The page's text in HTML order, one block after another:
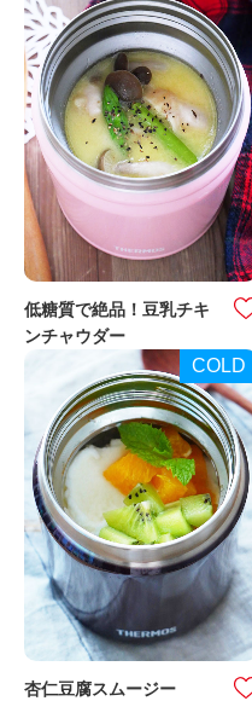
低糖質で絶品！豆乳チキ
ンチャウダー
COLD
杏仁豆腐スムージー